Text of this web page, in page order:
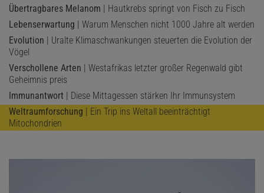
Übertragbares Melanom | Hautkrebs springt von Fisch zu Fisch
Lebenserwartung | Warum Menschen nicht 1000 Jahre alt werden
Evolution | Uralte Klimaschwankungen steuerten die Evolution der
Vögel
Verschollene Arten | Westafrikas letzter großer Regenwald gibt
Geheimnis preis
Immunantwort | Diese Mittagessen stärken Ihr Immunsystem
Weltraumforschung | Ein Trip ins Weltall beeinträchtigt
Mitochondrien